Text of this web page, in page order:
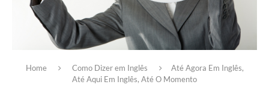
Home Como Dizer em Inglês
Até Agora Em Inglês,
Até Aqui Em Inglês, Até O Momento